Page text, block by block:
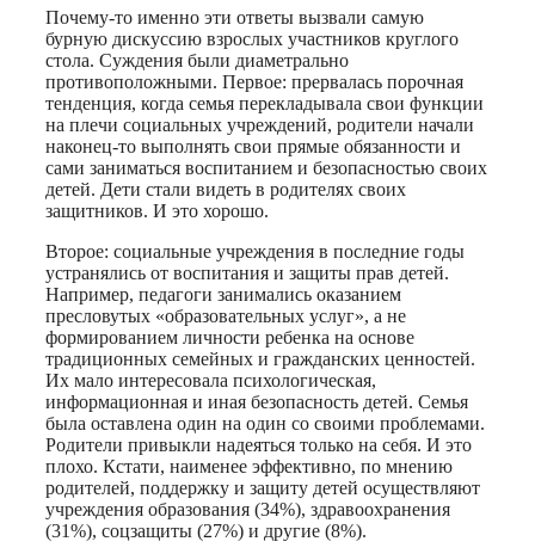
Почему-то именно эти ответы вызвали самую
бурную дискуссию взрослых участников круглого
стола. Суждения были диаметрально
противоположными. Первое: прервалась порочная
тенденция, когда семья перекладывала свои функции
на плечи социальных учреждений, родители начали
наконец-то выполнять свои прямые обязанности и
сами заниматься воспитанием и безопасностью своих
детей. Дети стали видеть в родителях своих
защитников. И это хорошо.
Второе: социальные учреждения в последние годы
устранялись от воспитания и защиты прав детей.
Например, педагоги занимались оказанием
пресловутых «образовательных услуг», а не
формированием личности ребенка на основе
традиционных семейных и гражданских ценностей.
Их мало интересовала психологическая,
информационная и иная безопасность детей. Семья
была оставлена один на один со своими проблемами.
Родители привыкли надеяться только на себя. И это
плохо. Кстати, наименее эффективно, по мнению
родителей, поддержку и защиту детей осуществляют
учреждения образования (34%), здравоохранения
(31%), соцзащиты (27%) и другие (8%).